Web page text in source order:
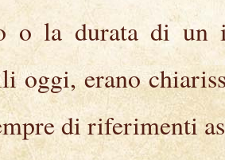
o la durata di un
oggi, erano
di riferimenti